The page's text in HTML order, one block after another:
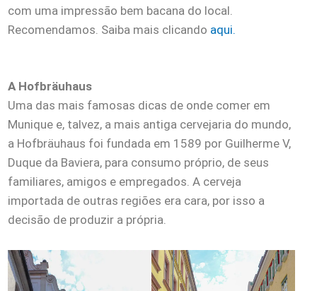
com uma impressão bem bacana do local.
Recomendamos. Saiba mais clicando aqui.
A Hofbräuhaus
Uma das mais famosas dicas de onde comer em
Munique e, talvez, a mais antiga cervejaria do mundo,
a Hofbräuhaus foi fundada em 1589 por Guilherme V,
Duque da Baviera, para consumo próprio, de seus
familiares, amigos e empregados. A cerveja
importada de outras regiões era cara, por isso a
decisão de produzir a própria.